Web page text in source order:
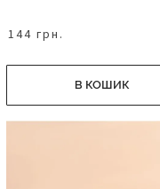
144 грн.
В КОШИК